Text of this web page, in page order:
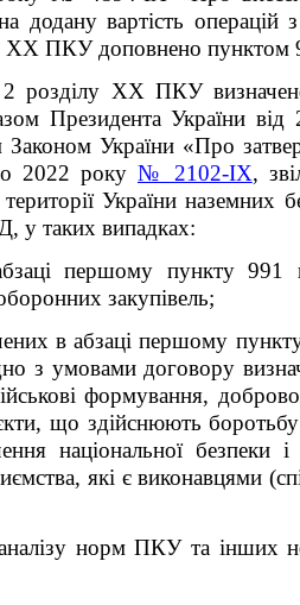
додану вартість
XX ПКУ доповнено пунктом
2 розділу XX ПКУ
Президента України
Законом України «Про
2022 року № 2102-IX,
території України
у таких випадках:
першому пункту 991
закупівель;
в абзаці першому
з умовами договору
формування,
що здійснюють
національної безпеки
які є виконавцями
норм ПКУ та інших